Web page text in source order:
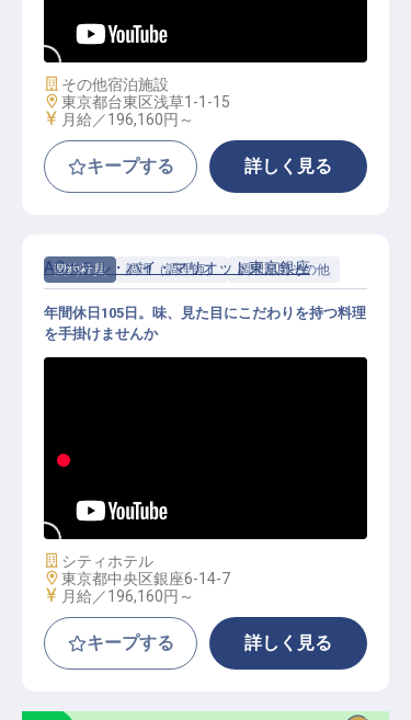
施設業態
その他宿泊施設
勤務地
東京都台東区浅草1-1-15
給与
月給／196,160円～
キープする 詳しく見る
契約社員 調理（調理師） 調理部門その他
ACホテル・バイ・マリオット東京銀座
年間休日105日。味、見た目にこだわりを持つ料理
を手掛けませんか
施設業態
シティホテル
勤務地
東京都中央区銀座6-14-7
給与
月給／196,160円～
キープする 詳しく見る